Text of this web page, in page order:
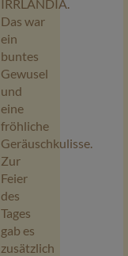
IRRLANDIA.
Das war
ein
buntes
Gewusel
und
eine
fröhliche
Geräuschkulisse.
Zur
Feier
des
Tages
gab es
zusätzlich